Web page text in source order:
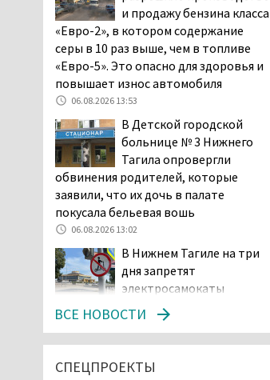
и продажу бензина класса
«Евро-2», в котором содержание
серы в 10 раз выше, чем в топливе
«Евро-5». Это опасно для здоровья и
повышает износ автомобиля
06.08.2026 13:53
В Детской городской
больнице № 3 Нижнего
Тагила опровергли
обвинения родителей, которые
заявили, что их дочь в палате
покусала бельевая вошь
06.08.2026 13:02
В Нижнем Тагиле на три
дня запретят
электросамокаты
«Я уверен, это бельевая
вошь». Родители 10-
летней девочки
ВСЕ НОВОСТИ
СПЕЦПРОЕКТЫ